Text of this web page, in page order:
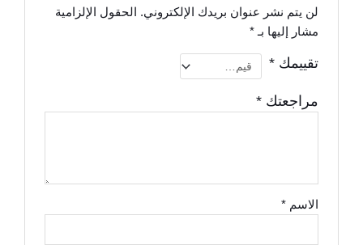
لن يتم نشر عنوان بريدك الإلكتروني.
الحقول الإلزامية
مشار إليها بـ*
تقييمك*
مراجعتك*
الاسم*